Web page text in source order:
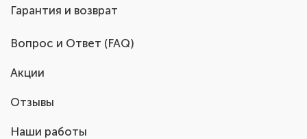
Гарантия и возврат
Вопрос и Ответ (FAQ)
Акции
Отзывы
Наши работы